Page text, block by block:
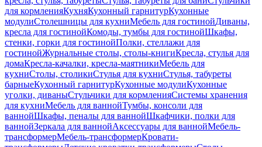
для кормленияКухняКухонный гарнитурКухонные
модулиСтолешницы для кухниМебель для гостинойДиваны,
кресла для гостинойКомоды, тумбы для гостинойШкафы,
стенки, горки для гостинойПолки, стеллажи для
гостинойЖурнальные столы, столы-книгиКресла, стулья для
домаКресла-качалки, кресла-маятникиМебель для
кухниСтолы, столикиСтулья для кухниСтулья, табуреты
барныеКухонный гарнитурКухонные модулиКухонные
уголки, диваныСтульчики для кормленияСистемы хранения
для кухниМебель для ваннойТумбы, консоли для
ваннойШкафы, пеналы для ваннойШкафчики, полки для
ваннойЗеркала для ваннойАксессуары для ваннойМебель-
трансформерМебель-трансформерКровати-